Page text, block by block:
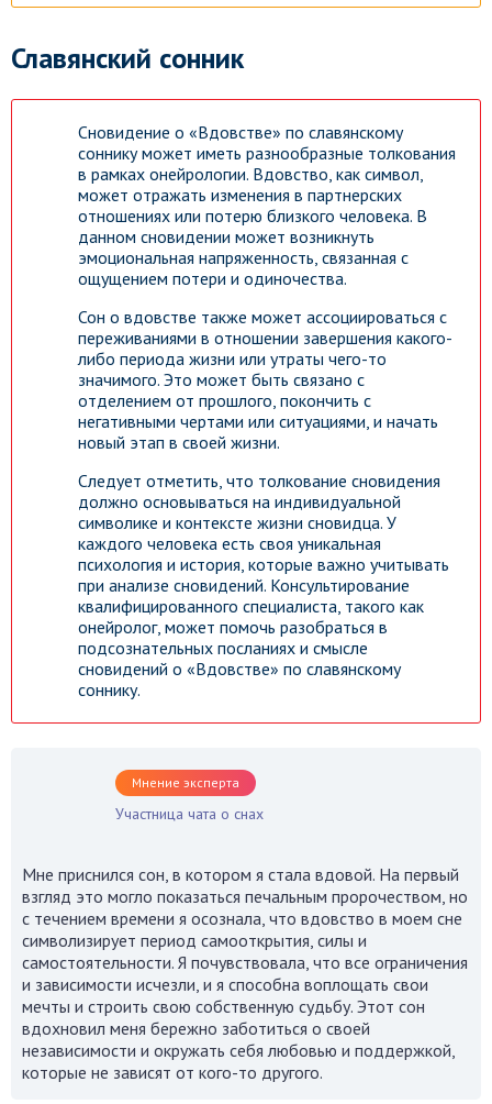
Славянский сонник
Сновидение о «Вдовстве» по славянскому
соннику может иметь разнообразные толкования
в рамках онейрологии. Вдовство, как символ,
может отражать изменения в партнерских
отношениях или потерю близкого человека. В
данном сновидении может возникнуть
эмоциональная напряженность, связанная с
ощущением потери и одиночества.
Сон о вдовстве также может ассоциироваться с
переживаниями в отношении завершения какого-
либо периода жизни или утраты чего-то
значимого. Это может быть связано с
отделением от прошлого, покончить с
негативными чертами или ситуациями, и начать
новый этап в своей жизни.
Следует отметить, что толкование сновидения
должно основываться на индивидуальной
символике и контексте жизни сновидца. У
каждого человека есть своя уникальная
психология и история, которые важно учитывать
при анализе сновидений. Консультирование
квалифицированного специалиста, такого как
онейролог, может помочь разобраться в
подсознательных посланиях и смысле
сновидений о «Вдовстве» по славянскому
соннику.
Мнение эксперта
Участница чата о снах
Мне приснился сон, в котором я стала вдовой. На первый
взгляд это могло показаться печальным пророчеством, но
с течением времени я осознала, что вдовство в моем сне
символизирует период самооткрытия, силы и
самостоятельности. Я почувствовала, что все ограничения
и зависимости исчезли, и я способна воплощать свои
мечты и строить свою собственную судьбу. Этот сон
вдохновил меня бережно заботиться о своей
независимости и окружать себя любовью и поддержкой,
которые не зависят от кого-то другого.